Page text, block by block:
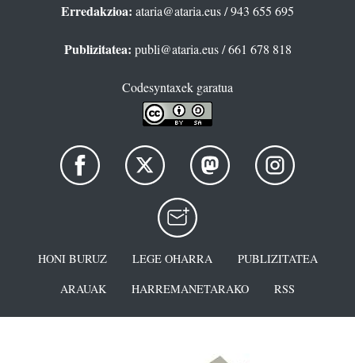
Erredakzioa: ataria@ataria.eus/ 943 655 695
Publizitatea: publi@ataria.eus/ 661 678 818
Codesyntaxek garatua
HONI BURUZ LEGE OHARRA
PUBLIZITATEA
ARAUAK
HARREMANETARAKO RSS